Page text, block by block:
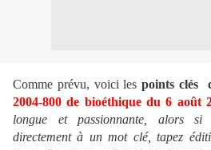
Comme prévu, voici lespoints clés
2004-800 de bioéthique du 6 août
longue et passionnante, alors si
directement à un mot clé, tapez